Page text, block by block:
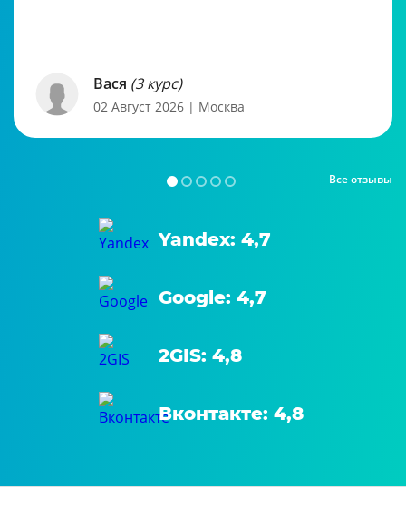
Вася (3 курс)
02 Август 2026 | Москва
Все отзывы
Yandex: 4,7
Google: 4,7
2GIS: 4,8
Вконтакте: 4,8